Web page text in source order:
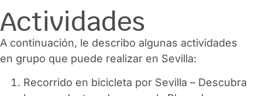
Actividades
A continuación, le describo algunas actividades
en grupo que puede realizar en Sevilla:
Recorrido en bicicleta por Sevilla – Descubra